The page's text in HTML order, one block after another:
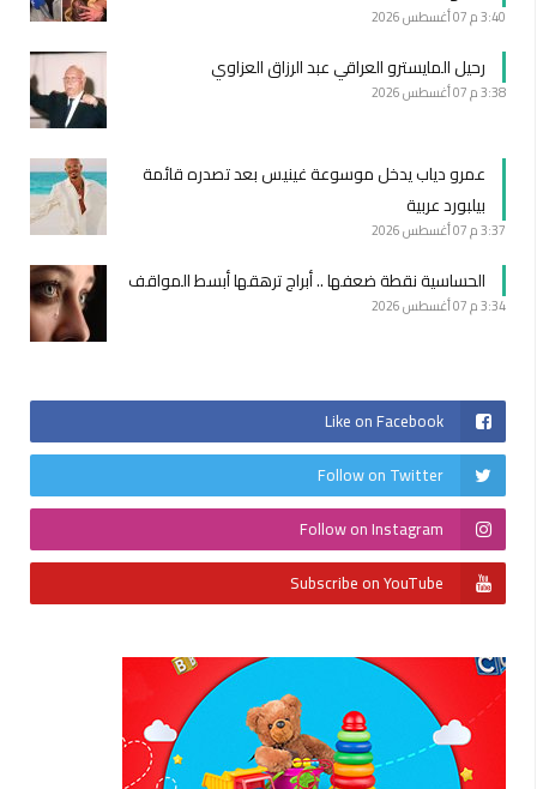
3:40 م 07 أغسطس 2026
رحيل المايسترو العراقي عبد الرزاق العزاوي
3:38 م 07 أغسطس 2026
عمرو دياب يدخل موسوعة غينيس بعد تصدره قائمة
بيلبورد عربية
3:37 م 07 أغسطس 2026
الحساسية نقطة ضعفها .. أبراج ترهقها أبسط المواقف
3:34 م 07 أغسطس 2026
Like on Facebook
Follow on Twitter
Follow on Instagram
Subscribe on YouTube